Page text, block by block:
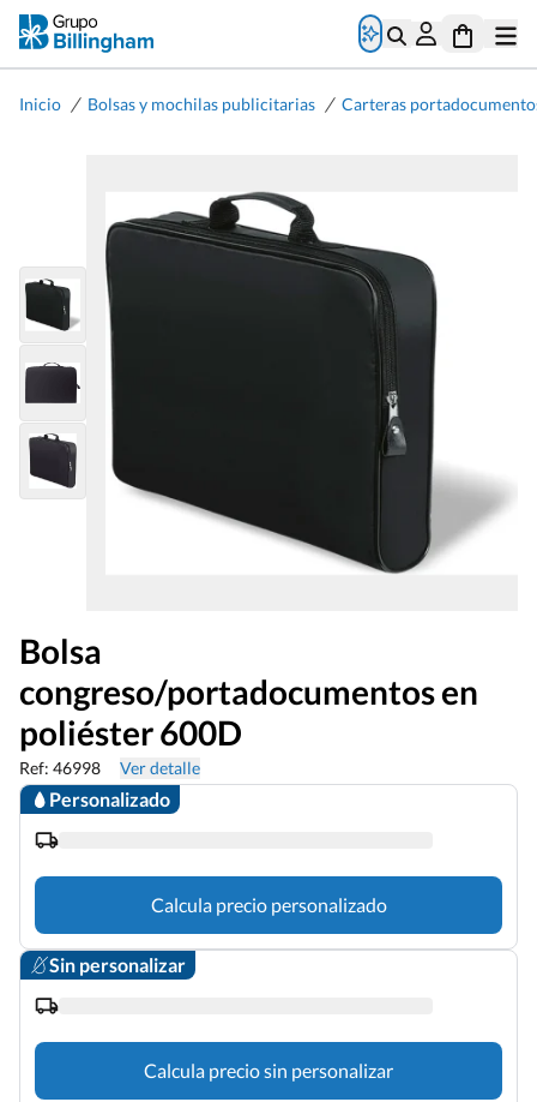
Inicio / Bolsas y mochilas publicitarias / Carteras
Bolsa
congreso/portadocumentos en
poliéster 600D
Ref: 46998 Ver detalle
Personalizado
Calcula precio personalizado
Sin personalizar
Calcula precio sin personalizar